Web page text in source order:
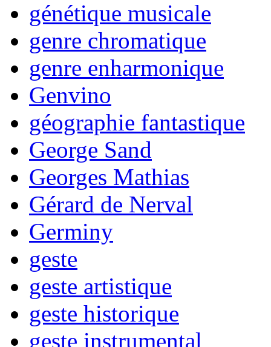
génétique musicale
genre chromatique
genre enharmonique
Genvino
géographie fantastique
George Sand
Georges Mathias
Gérard de Nerval
Germiny
geste
geste artistique
geste historique
geste instrumental